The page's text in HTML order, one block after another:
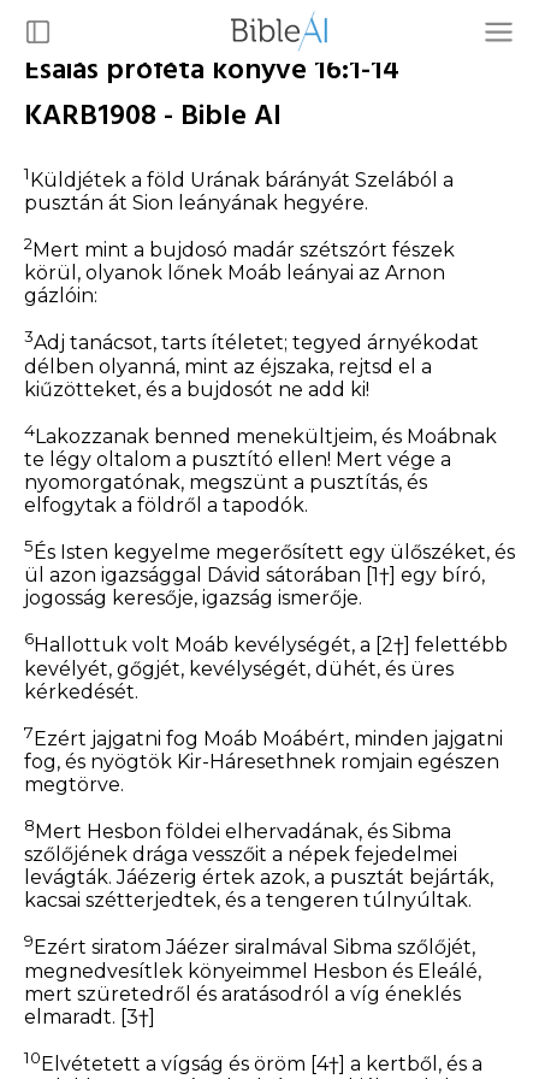
Ésaiás próféta könyve 16:1-14
KARB1908 - Bible AI
1Küldjétek a föld Urának bárányát Szelából a
pusztán át Sion leányának hegyére.
2 Mert mint a bujdosó madár szétszórt fészek
körül, olyanok lőnek Moáb leányai az Arnon
gázlóin:
3Adj tanácsot, tarts ítéletet; tegyed árnyékodat
délben olyanná, mint az éjszaka, rejtsd el a
kiűzötteket, és a bujdosót ne add ki!
4Lakozzanak benned menekültjeim, és Moábnak
te légy oltalom a pusztító ellen! Mert vége a
nyomorgatónak, megszünt a pusztítás, és
elfogytak a földről a tapodók.
5 És Isten kegyelme megerősített egy ülőszéket, és
ül azon igazsággal Dávid sátorában [1†] egy bíró,
jogosság keresője, igazság ismerője.
6Hallottuk volt Moáb kevélységét, a [2†] felettébb
kevélyét, gőgjét, kevélységét, dühét, és üres
kérkedését.
7Ezért jajgatni fog Moáb Moábért, minden jajgatni
fog, és nyögtök Kir-Háresethnek romjain egészen
megtörve.
8 Mert Hesbon földei elhervadának, és Sibma
szőlőjének drága vesszőit a népek fejedelmei
levágták. Jáézerig értek azok, a pusztát bejárták,
kacsai szétterjedtek, és a tengeren túlnyúltak.
9 Ezért siratom Jáézer siralmával Sibma szőlőjét,
megnedvesítlek könyeimmel Hesbon és Eleálé,
mert szüretedről és aratásodról a víg éneklés
elmaradt. [3†]
10Elvétetett a vígság és öröm [4†] a kertből, és a